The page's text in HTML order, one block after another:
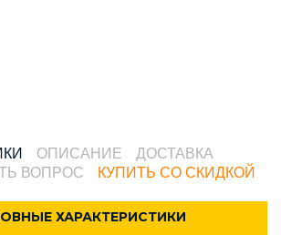
ОПИСАНИЕ
ДОСТАВКА
ВОПРОС КУПИТЬ СО СКИДКОЙ
ХАРАКТЕРИСТИКИ